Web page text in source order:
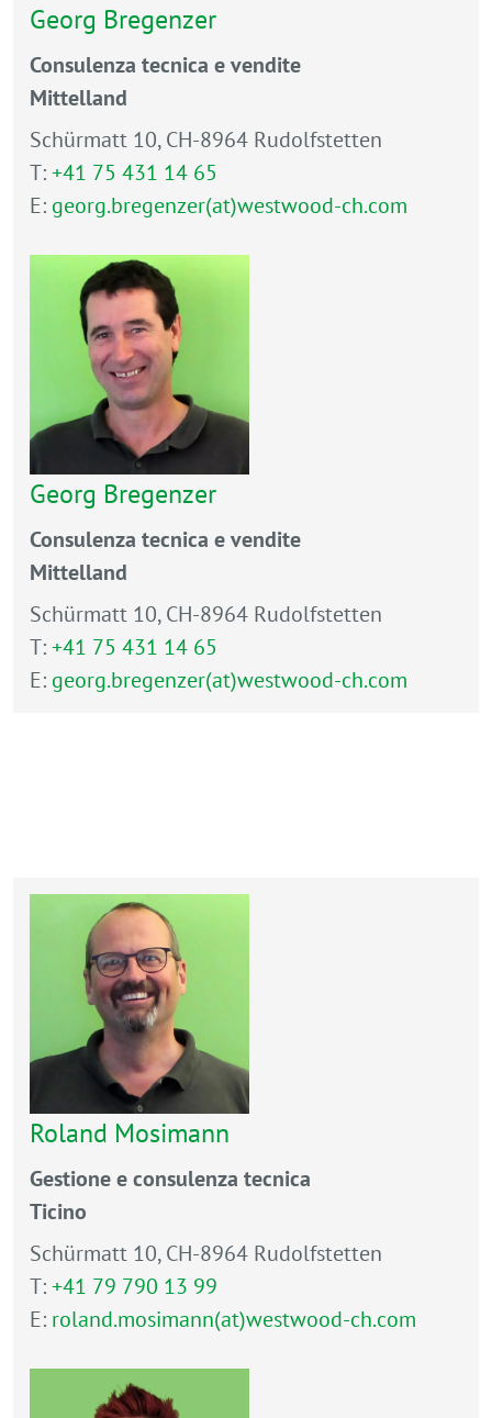
Georg Bregenzer
Consulenza tecnica e vendite
Mittelland
Schürmatt 10, CH-8964 Rudolfstetten
T:+41 75 431 14 65
E: georg.bregenzer(at)westwood-ch.com
Georg Bregenzer
Consulenza tecnica e vendite
Mittelland
Schürmatt 10, CH-8964 Rudolfstetten
T:+41 75 431 14 65
E: georg.bregenzer(at)westwood-ch.com
Roland Mosimann
Gestione e consulenza tecnica
Ticino
Schürmatt 10, CH-8964 Rudolfstetten
T:+41 79 790 13 99
E: roland.mosimann(at)westwood-ch.com